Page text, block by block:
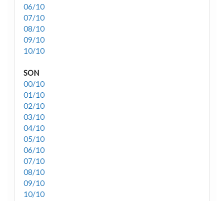
06/10
07/10
08/10
09/10
10/10
SON
00/10
01/10
02/10
03/10
04/10
05/10
06/10
07/10
08/10
09/10
10/10